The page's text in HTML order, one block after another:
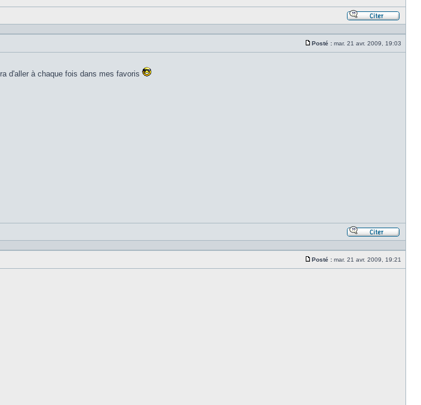
le
Posté : mar. 21 avr. 2009, 19:03
d'aller à chaque fois dans mes favoris
le
Posté : mar. 21 avr. 2009, 19:21